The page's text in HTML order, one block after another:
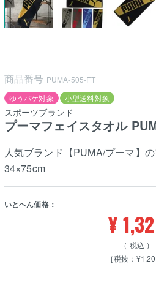
商品番号 PUMA-505-FT
ゆうパケ対象
小型送料対象
スポーツブランド
プーマフェイスタオル
人気ブランド【PUMA/プーマ】
34×75cm
いとへん価格：
¥
税込
［税抜：